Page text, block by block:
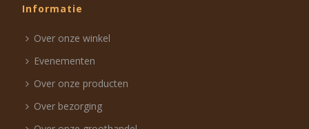
Informatie
Over onze winkel
Evenementen
Over onze producten
Over bezorging